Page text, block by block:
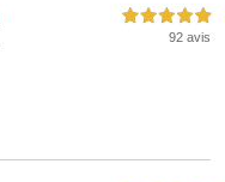
5,0 étoiles sur 5
92 avis